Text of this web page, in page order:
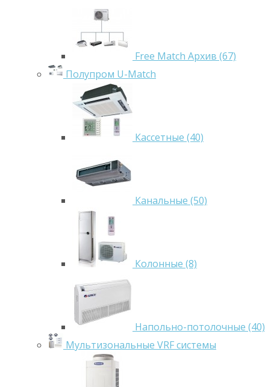
Free Match Архив (67)
Полупром U-Match
Кассетные (40)
Канальные (50)
Колонные (8)
Напольно-потолочные (40)
Мультизональные VRF системы